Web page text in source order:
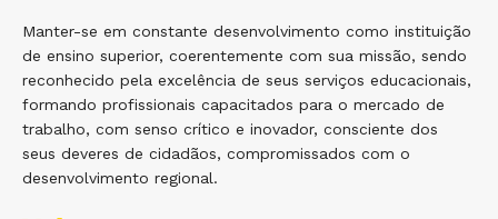
Manter-se em constante desenvolvimento como instituição
de ensino superior, coerentemente com sua missão, sendo
reconhecido pela excelência de seus serviços educacionais,
formando profissionais capacitados para o mercado de
trabalho, com senso crítico e inovador, consciente dos
seus deveres de cidadãos, compromissados com o
desenvolvimento regional.